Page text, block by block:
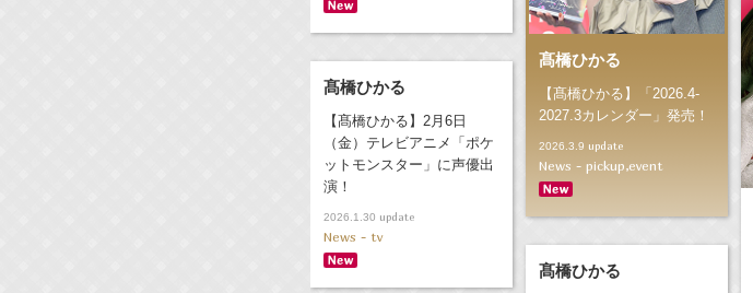
髙橋ひかる
【髙橋ひかる】「2026.4-
2027.3カレンダー」発売！
2026.3.9 update
News - pickup,event
髙橋ひかる
【髙橋ひかる】2月6日
（金）テレビアニメ「ポケ
ットモンスター」に声優出
演！
2026.1.30 update
News - tv
髙橋ひかる